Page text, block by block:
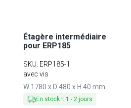
Étagère intermédiaire
pour ERP185
SKU: ERP185-1
avec vis
W 1780 x D 480 x H 40 mm
En stock !: 1 - 2 jours